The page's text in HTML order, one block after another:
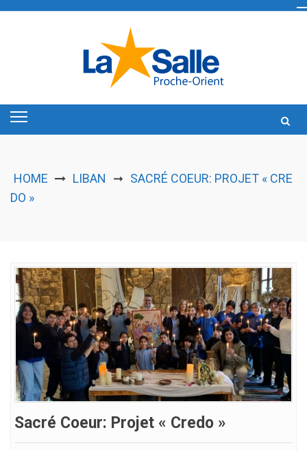
HOME LIBAN ➞ SACRÉ COEUR: PROJET « CRE
DO »
Sacré Coeur: Projet « Credo »